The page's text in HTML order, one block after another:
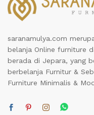
saranamulya.com
belanja Online furniture
berada di Jepara, yang
berbelanja Furnitur &
Furniture Minimalis &